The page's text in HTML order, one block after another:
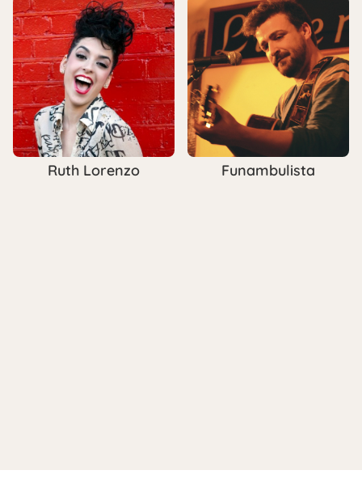
Ruth Lorenzo Funambulista